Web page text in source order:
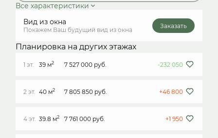
Все характеристики
Вид из окна
Покажем Ваш будущий вид из окна
Заказать
Планировка на других этажах
1 эт. 39 м2 7 527 000 руб. -232 050
2 эт. 40 м2 7 805 850 руб. +46 800
4 эт. 39.8 м2 7 761 000 руб. +1 950